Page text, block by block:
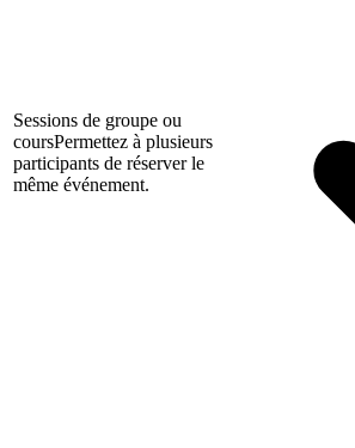
Sessions de groupe ou
coursPermettez à plusieurs
participants de réserver le
même événement.